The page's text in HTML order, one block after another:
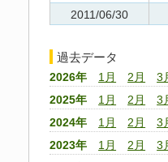
2011/06/30
過去データ
2026年 1月 2月 3
2025年
1月 2月 3
2024年
1月 2月 3
2023年
1月 2月 3